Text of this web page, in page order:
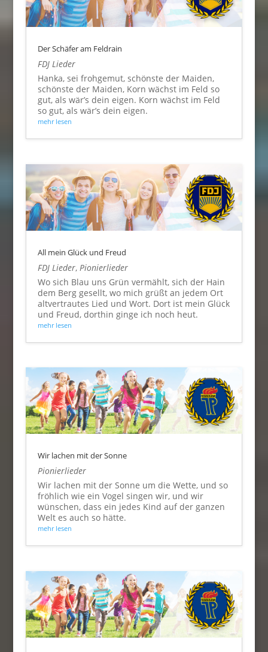
Der Schäfer am Feldrain
FDJ Lieder
Hanka, sei frohgemut, schönste der Maiden,
schönste der Maiden, Korn wächst im Feld so
gut, als wär’s dein eigen. Korn wächst im Feld
so gut, als wär’s dein eigen.
mehr lesen
All mein Glück und Freud
FDJ Lieder, Pionierlieder
Wo sich Blau uns Grün vermählt, sich der Hain
dem Berg gesellt, wo mich grüßt an jedem Ort
altvertrautes Lied und Wort. Dort ist mein Glück
und Freud, dorthin ginge ich noch heut.
mehr lesen
Wir lachen mit der Sonne
Pionierlieder
Wir lachen mit der Sonne um die Wette, und so
fröhlich wie ein Vogel singen wir, und wir
wünschen, dass ein jedes Kind auf der ganzen
Welt es auch so hätte.
mehr lesen